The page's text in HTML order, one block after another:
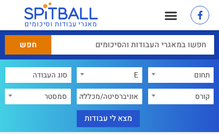
מאגרי עבודות וסיכומים
תחום
E
קורס
אוניברסיטה/מכללה סמסטר